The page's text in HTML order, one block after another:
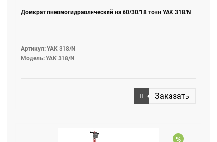
Домкрат пневмогидравлический на 60/30/18 тонн YAK 318/N
Артикул: YAK 318/N
Модель: YAK 318/N
Заказать
%